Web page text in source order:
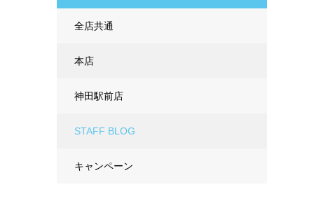
全店共通
本店
神田駅前店
STAFF BLOG
キャンペーン